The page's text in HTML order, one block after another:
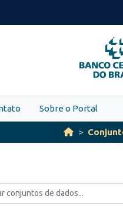
O
Sobre o Portal